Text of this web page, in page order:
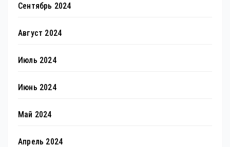
Сентябрь 2024
Август 2024
Июль 2024
Июнь 2024
Май 2024
Апрель 2024